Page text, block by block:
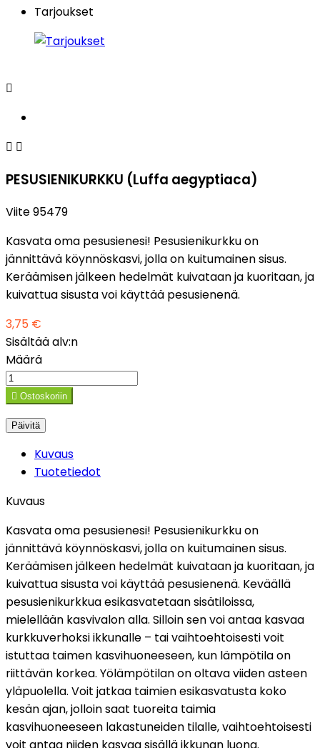
Tarjoukset

 
PESUSIENIKURKKU (Luffa aegyptiaca)
Viite95479
Kasvata oma pesusienesi! Pesusienikurkku on
jännittävä köynnöskasvi, jolla on kuitumainen sisus.
Keräämisen jälkeen hedelmät kuivataan ja kuoritaan, ja
kuivattua sisusta voi käyttää pesusienenä.
3,75 €
Sisältää alv:n
Määrä
 Ostoskoriin
Kuvaus
Tuotetiedot
Kuvaus
Kasvata oma pesusienesi! Pesusienikurkku on
jännittävä köynnöskasvi, jolla on kuitumainen sisus.
Keräämisen jälkeen hedelmät kuivataan ja kuoritaan, ja
kuivattua sisusta voi käyttää pesusienenä. Keväällä
pesusienikurkkua esikasvatetaan sisätiloissa,
mielellään kasvivalon alla. Silloin sen voi antaa kasvaa
kurkkuverhoksi ikkunalle – tai vaihtoehtoisesti voit
istuttaa taimen kasvihuoneeseen, kun lämpötila on
riittävän korkea. Yölämpötilan on oltava viiden asteen
yläpuolella. Voit jatkaa taimien esikasvatusta koko
kesän ajan, jolloin saat tuoreita taimia
kasvihuoneeseen lakastuneiden tilalle, vaihtoehtoisesti